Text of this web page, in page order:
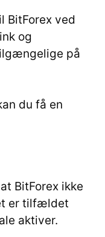
BitForex ved
og
på
du få en
BitForex ikke
er tilfældet
aktiver.